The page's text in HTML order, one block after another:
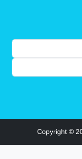
Copyright ©